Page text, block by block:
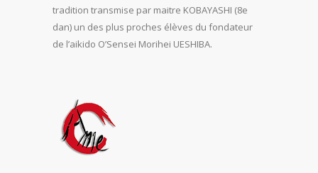
tradition transmise par maitre KOBAYASHI (8e
dan) un des plus proches élèves du fondateur
de l’aikido O’Sensei Morihei UESHIBA.